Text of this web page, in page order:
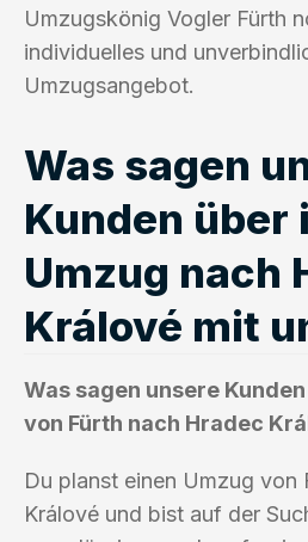
Umzugskönig Vogler Fürth
individuelles und
Umzugsangebot.
Was sagen
Kunden über
Umzug nach
Králové mit
Was sagen unsere
von Fürth nach Hradec
Du planst einen Umzug von
Králové und bist auf der